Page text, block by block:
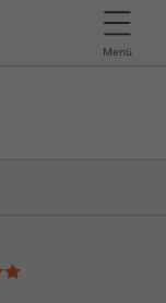
Menü